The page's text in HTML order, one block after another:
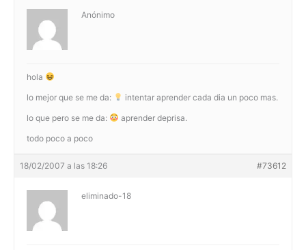
Anónimo
hola
lo mejor que se me da:
intentar aprender cada dia un poco mas.
lo que pero se me da:
aprender deprisa.
todo poco a poco
18/02/2007 a las 18:26 #73612
eliminado-18